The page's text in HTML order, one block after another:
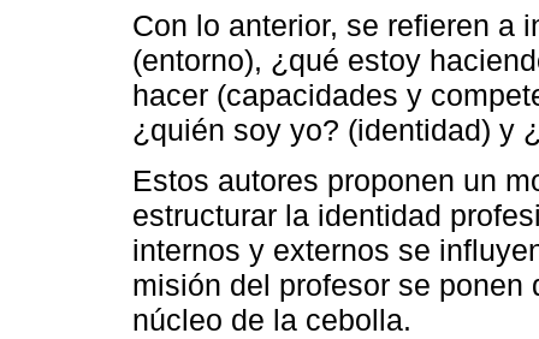
Con lo anterior, se refieren a
(entorno), ¿qué estoy
hacer (capacidades y
¿quién soy yo? (identidad) y
Estos autores proponen un
estructurar la identidad
internos y externos se
misión del profesor se
núcleo de la cebolla.